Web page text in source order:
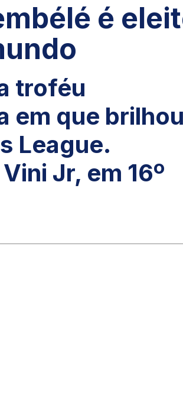
é
troféu
em que brilhou
League.
Jr, em 16º